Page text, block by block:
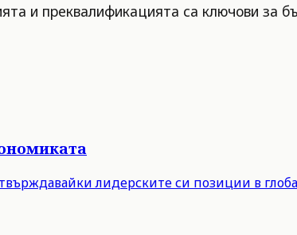
и преквалификацията са ключови за
лидерските си позиции в